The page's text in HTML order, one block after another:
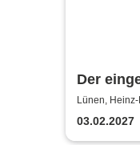
Der
Heinz-
Lünen,
03.02.2027